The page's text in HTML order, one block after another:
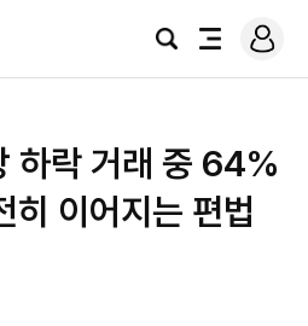
검
전
로
그
하락 거래 중 64%
이어지는 편법